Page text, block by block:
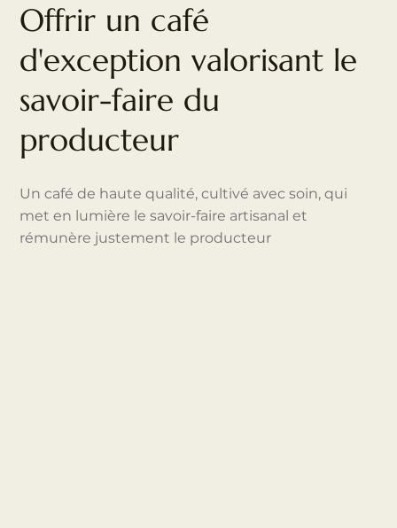
Offrir un café
d'exception valorisant le
savoir-faire du
producteur
Un café de haute qualité, cultivé avec soin, qui
met en lumière le savoir-faire artisanal et
rémunère justement le producteur